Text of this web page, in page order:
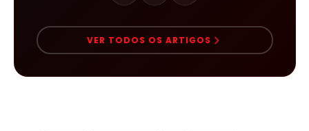
VER TODOS OS ARTIGOS